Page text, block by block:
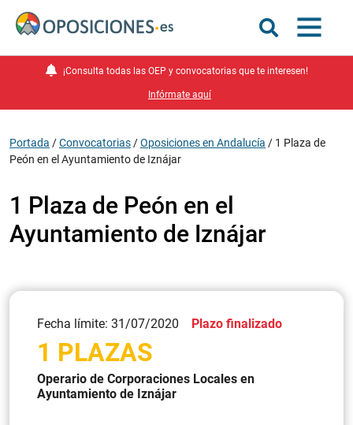
¡Consulta todas las OEP y convocatorias que te interesen!
Infórmate aquí
Portada /Convocatorias /Oposiciones en Andalucía / 1 Plaza de
Peón en el Ayuntamiento de Iznájar
1 Plaza de Peón en el
Ayuntamiento de Iznájar
Fecha límite: 31/07/2020 Plazo finalizado
1 PLAZAS
Operario de Corporaciones Locales en
Ayuntamiento de Iznájar